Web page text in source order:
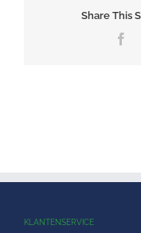
Share This
KLANTENSERVICE